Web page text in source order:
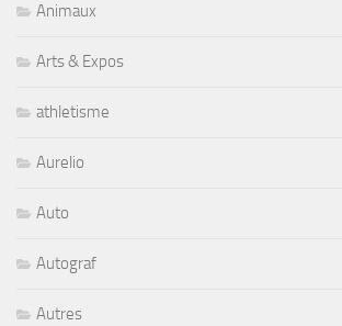
Animaux
Arts & Expos
athletisme
Aurelio
Auto
Autograf
Autres